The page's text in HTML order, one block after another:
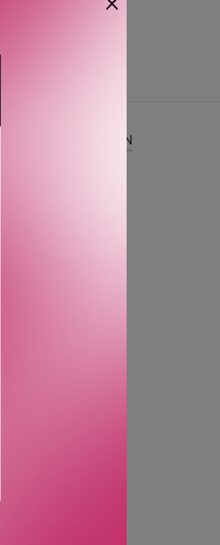
OM MERKEVAREN
CK-duft, Eternity
Klein Eternity-
Forankret av en
langvarige og
essensen av
utstråler den